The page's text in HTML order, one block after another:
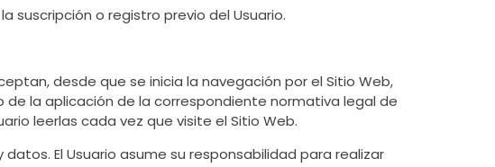
suscripción o registro previo del Usuario.
desde que se inicia la navegación por el Sitio Web,
la aplicación de la correspondiente normativa legal de
leerlas cada vez que visite el Sitio Web.
El Usuario asume su responsabilidad para realizar